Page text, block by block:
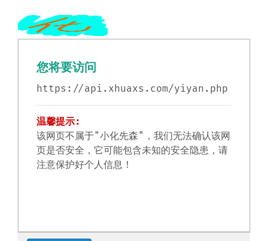
您将要访问
https://api.xhuaxs.com/yiyan.php
温馨提示:
该网页不属于"小化先森"，我们无法确认该网
页是否安全，它可能包含未知的安全隐患，请
注意保护好个人信息！